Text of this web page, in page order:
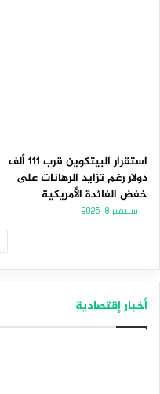
استقرار البيتكوين قرب 111 ألف
دولار رغم تزايد الرهانات على
خفض الفائدة الأمريكية
سبتمبر 8, 2025
أخبار إقتصادية